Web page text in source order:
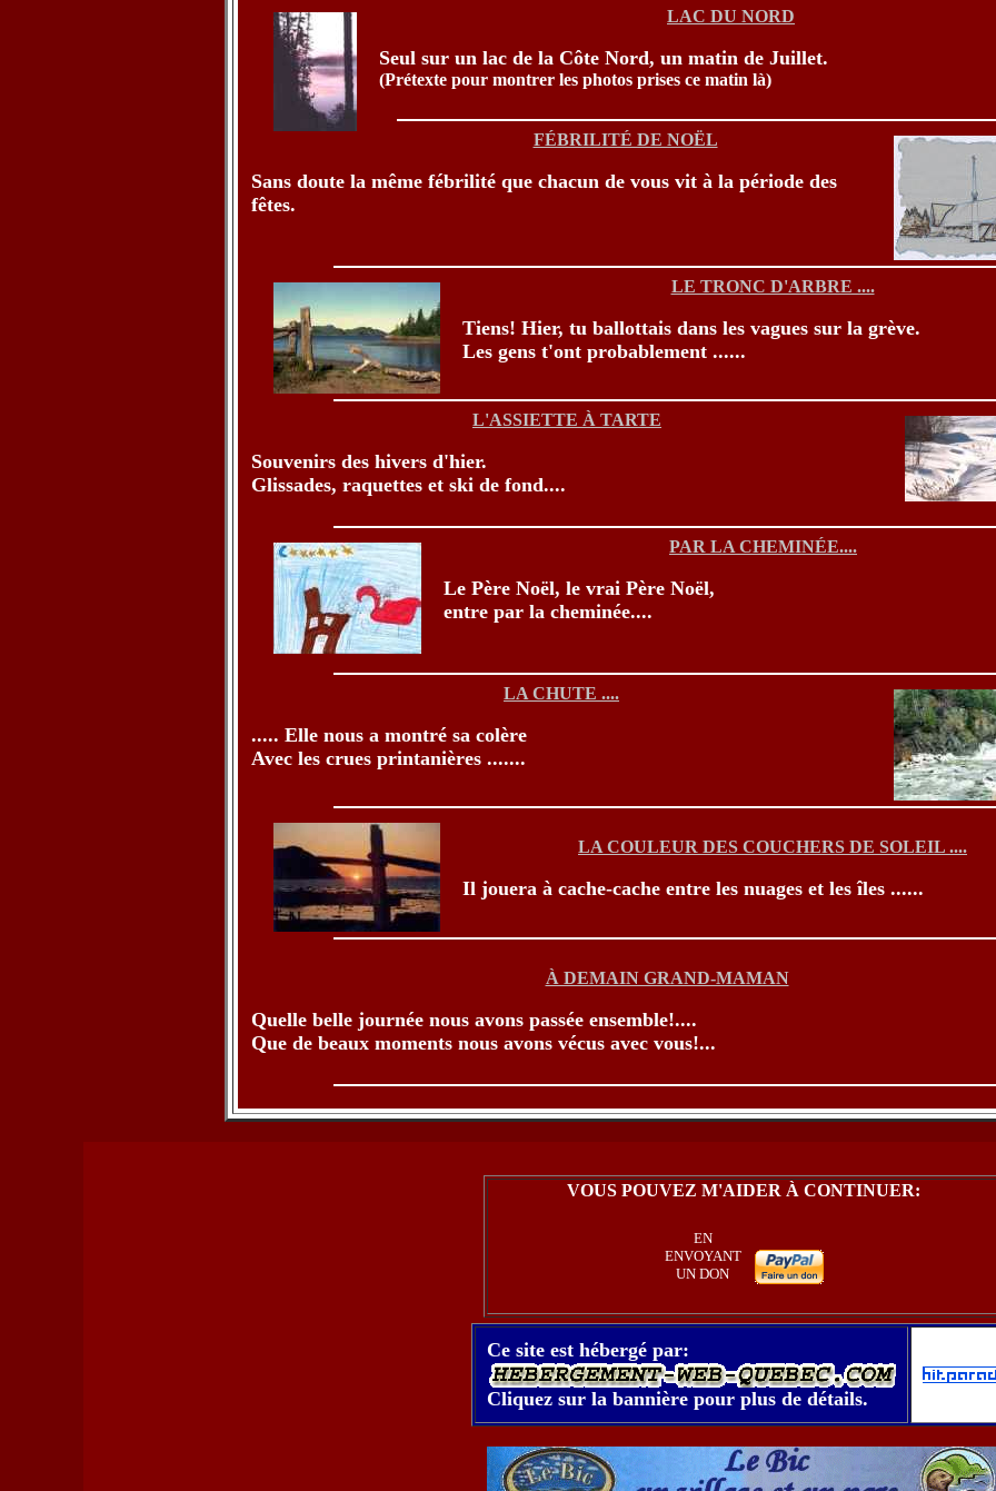
LAC DU NORD
Seul sur un lac de la Côte Nord, un matin de Juillet.
(Prétexte pour montrer les photos prises ce matin là)
FÉBRILITÉ DE NOËL
Sans doute la même fébrilité que chacun de vous vit à la période des
fêtes.
LE TRONC D'ARBRE ....
Tiens! Hier, tu ballottais dans les vagues sur la grève.
Les gens t'ont probablement ......
L'ASSIETTE À TARTE
Souvenirs des hivers d'hier.
Glissades, raquettes et ski de fond....
PAR LA CHEMINÉE....
Le Père Noël, le vrai Père Noël,
entre par la cheminée....
LA CHUTE ....
..... Elle nous a montré sa colère
Avec les crues printanières .......
LA COULEUR DES COUCHERS DE SOLEIL ....
Il jouera à cache-cache entre les nuages et les îles ......
À DEMAIN GRAND-MAMAN
Quelle belle journée nous avons passée ensemble!....
Que de beaux moments nous avons vécus avec vous!...
VOUS POUVEZ M'AIDER À CONTINUER:
EN
ENVOYANT
UN DON
Ce site est hébergé par:
Cliquez sur la bannière pour plus de détails.